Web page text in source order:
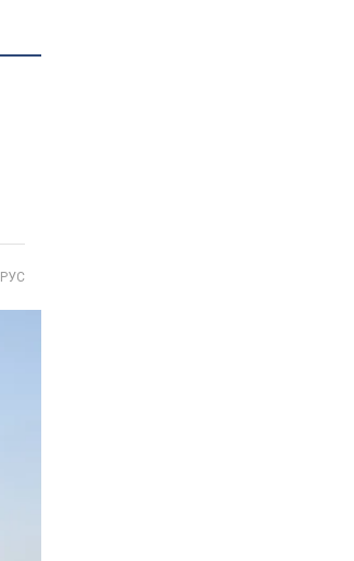
РУС